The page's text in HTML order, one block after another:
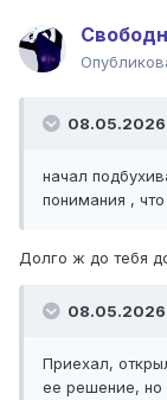
08.05.2026
начал
понимания ,
Долго ж до тебя
08.05.2026
Приехал,
ее решение, но